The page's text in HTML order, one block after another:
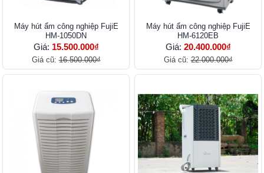
Máy hút ẩm công nghiệp FujiE
HM-1050DN
Giá: 15.500.000₫
Giá cũ:16.500.000₫
Máy hút ẩm công nghiệp FujiE
HM-6120EB
Giá: 20.400.000₫
Giá cũ:22.000.000₫